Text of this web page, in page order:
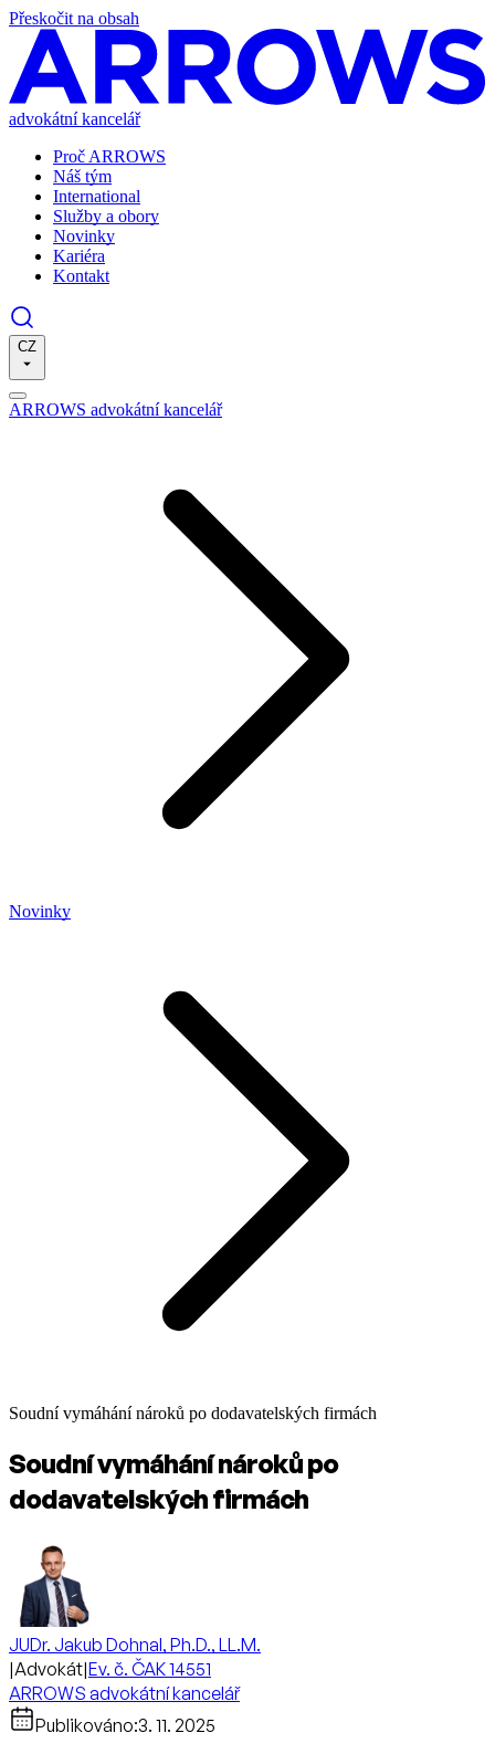
Přeskočit na obsah
advokátní kancelář
Proč ARROWS
Náš tým
International
Služby a obory
Novinky
Kariéra
Kontakt
CZ
ARROWS advokátní kancelář
Novinky
Soudní vymáhání nároků po dodavatelských firmách
Soudní vymáhání nároků po
dodavatelských firmách
JUDr. Jakub Dohnal, Ph.D., LL.M.
|Advokát|Ev. č. ČAK 14551
ARROWS advokátní kancelář
Publikováno:3. 11. 2025